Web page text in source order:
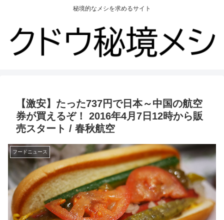
秘境的なメシを求めるサイト
【激安】たった737円で日本～中国の航空
券が買えるぞ！ 2016年4月7日12時から販
売スタート / 春秋航空
フードニュース